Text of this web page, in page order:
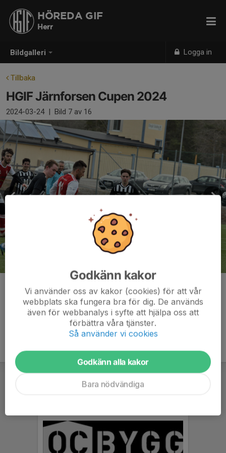
Bildgalleri Logga in
HÖREDA GIF
Herr
Tillbaka
HGIF Järnforsen Cupen 2024
2024-03-24 | Bild 7 av 16
Kommentarer
Godkänn kakor
Vi använder oss av kakor (cookies) för att vår
webbplats ska fungera bra för dig. De används
även för webbanalys i syfte att hjälpa oss att
förbättra våra tjänster.
Så använder vi cookies
Godkänn alla kakor
Bara nödvändiga